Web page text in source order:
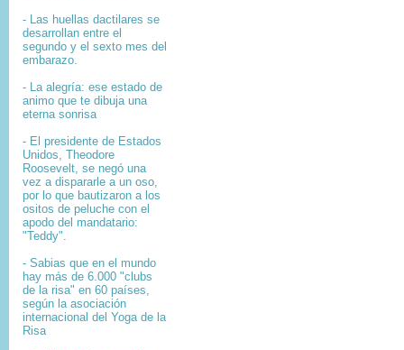
- Las huellas dactilares se
desarrollan entre el
segundo y el sexto mes del
embarazo.
- La alegría: ese estado de
animo que te dibuja una
eterna sonrisa
- El presidente de Estados
Unidos, Theodore
Roosevelt, se negó una
vez a dispararle a un oso,
por lo que bautizaron a los
ositos de peluche con el
apodo del mandatario:
"Teddy".
- Sabias que en el mundo
hay más de 6.000 "clubs
de la risa" en 60 países,
según la asociación
internacional del Yoga de la
Risa